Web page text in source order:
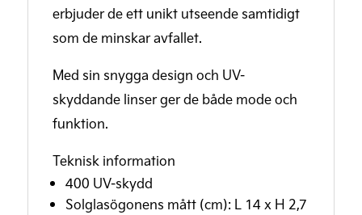
erbjuder de ett unikt utseende samtidigt
som de minskar avfallet.
Med sin snygga design och UV-
skyddande linser ger de både mode och
funktion.
Teknisk information
400 UV-skydd
Solglasögonens mått (cm): L 14 x H 2,7